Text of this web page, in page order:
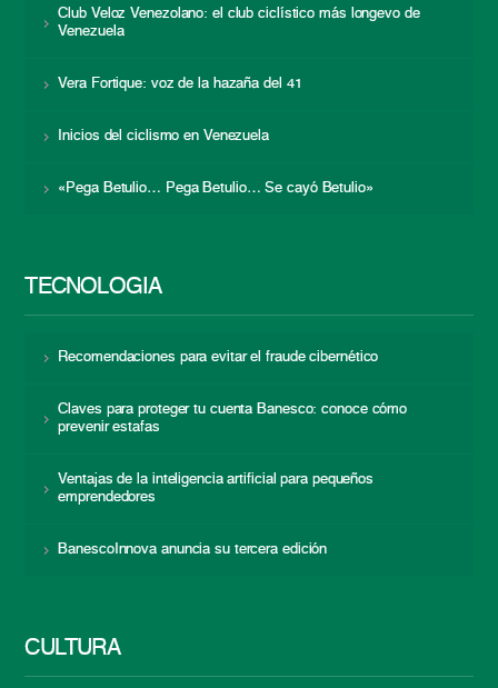
Club Veloz Venezolano: el club ciclístico más longevo de
Venezuela
Vera Fortique: voz de la hazaña del 41
Inicios del ciclismo en Venezuela
«Pega Betulio… Pega Betulio… Se cayó Betulio»
TECNOLOGÍA
Recomendaciones para evitar el fraude cibernético
Claves para proteger tu cuenta Banesco: conoce cómo
prevenir estafas
Ventajas de la inteligencia artificial para pequeños
emprendedores
BanescoInnova anuncia su tercera edición
CULTURA